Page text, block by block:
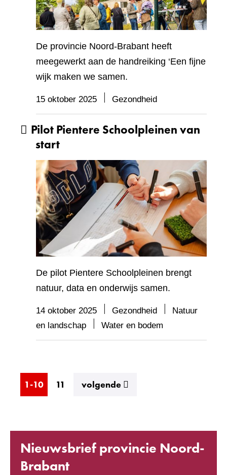
De provincie Noord-Brabant heeft
meegewerkt aan de handreiking ‘Een fijne
wijk maken we samen.
15 oktober 2025 Gezondheid
Pilot Pientere Schoolpleinen van
start
De pilot Pientere Schoolpleinen brengt
natuur, data en onderwijs samen.
14 oktober 2025 Gezondheid
Natuur
en landschap
Water en bodem
1-10 11 volgenderesultaten
Nieuwsbrief provincie Noord-
Brabant